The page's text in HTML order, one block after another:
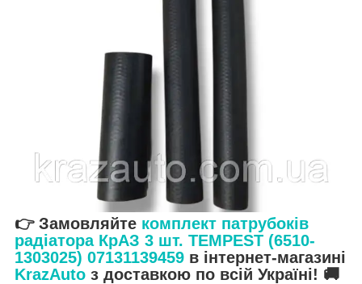
👉 Замовляйте комплект патрубоків
радіатора КрАЗ 3 шт. TEMPEST (6510-
1303025) 07131139459 в інтернет-магазині
KrazAuto з доставкою по всій Україні! 🚚